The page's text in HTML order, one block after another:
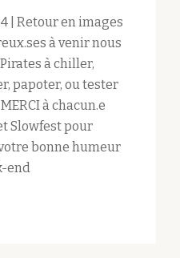
| Retour en images
à venir nous
à chiller,
papoter, ou tester
à chacun.e
Slowfest pour
bonne humeur
end